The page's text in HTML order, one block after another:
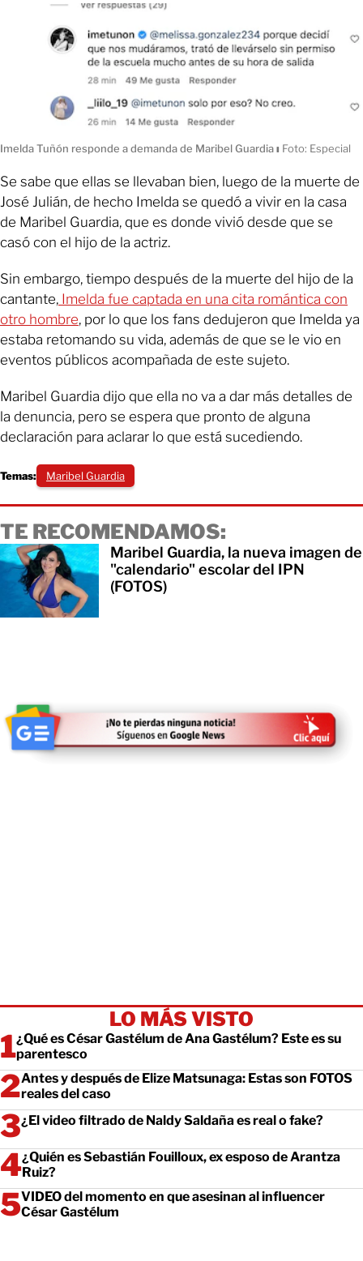
Imelda Tuñón responde a demanda de Maribel Guardiaı Foto: Especial
Se sabe que ellas se llevaban bien, luego de la muerte de
José Julián, de hecho Imelda se quedó a vivir en la casa
de Maribel Guardia, que es donde vivió desde que se
casó con el hijo de la actriz.
Sin embargo, tiempo después de la muerte del hijo de la
cantante, Imelda fue captada en una cita romántica con
otro hombre, por lo que los fans dedujeron que Imelda ya
estaba retomando su vida, además de que se le vio en
eventos públicos acompañada de este sujeto.
Maribel Guardia dijo que ella no va a dar más detalles de
la denuncia, pero se espera que pronto de alguna
declaración para aclarar lo que está sucediendo.
Temas: Maribel Guardia
TE RECOMENDAMOS:
Maribel Guardia, la nueva imagen de
"calendario" escolar del IPN
(FOTOS)
LO MÁS VISTO
¿Qué es César Gastélum de Ana Gastélum? Este es su
parentesco
Antes y después de Elize Matsunaga: Estas son FOTOS
reales del caso
¿El video filtrado de Naldy Saldaña es real o fake?
¿Quién es Sebastián Fouilloux, ex esposo de Arantza
Ruiz?
VIDEO del momento en que asesinan al influencer
César Gastélum